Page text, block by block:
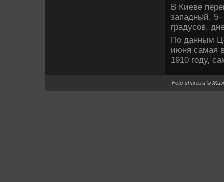
В Киеве
западный,
градусов,
По данным
июня самая
1910 году,
Foto-shara.ru ©